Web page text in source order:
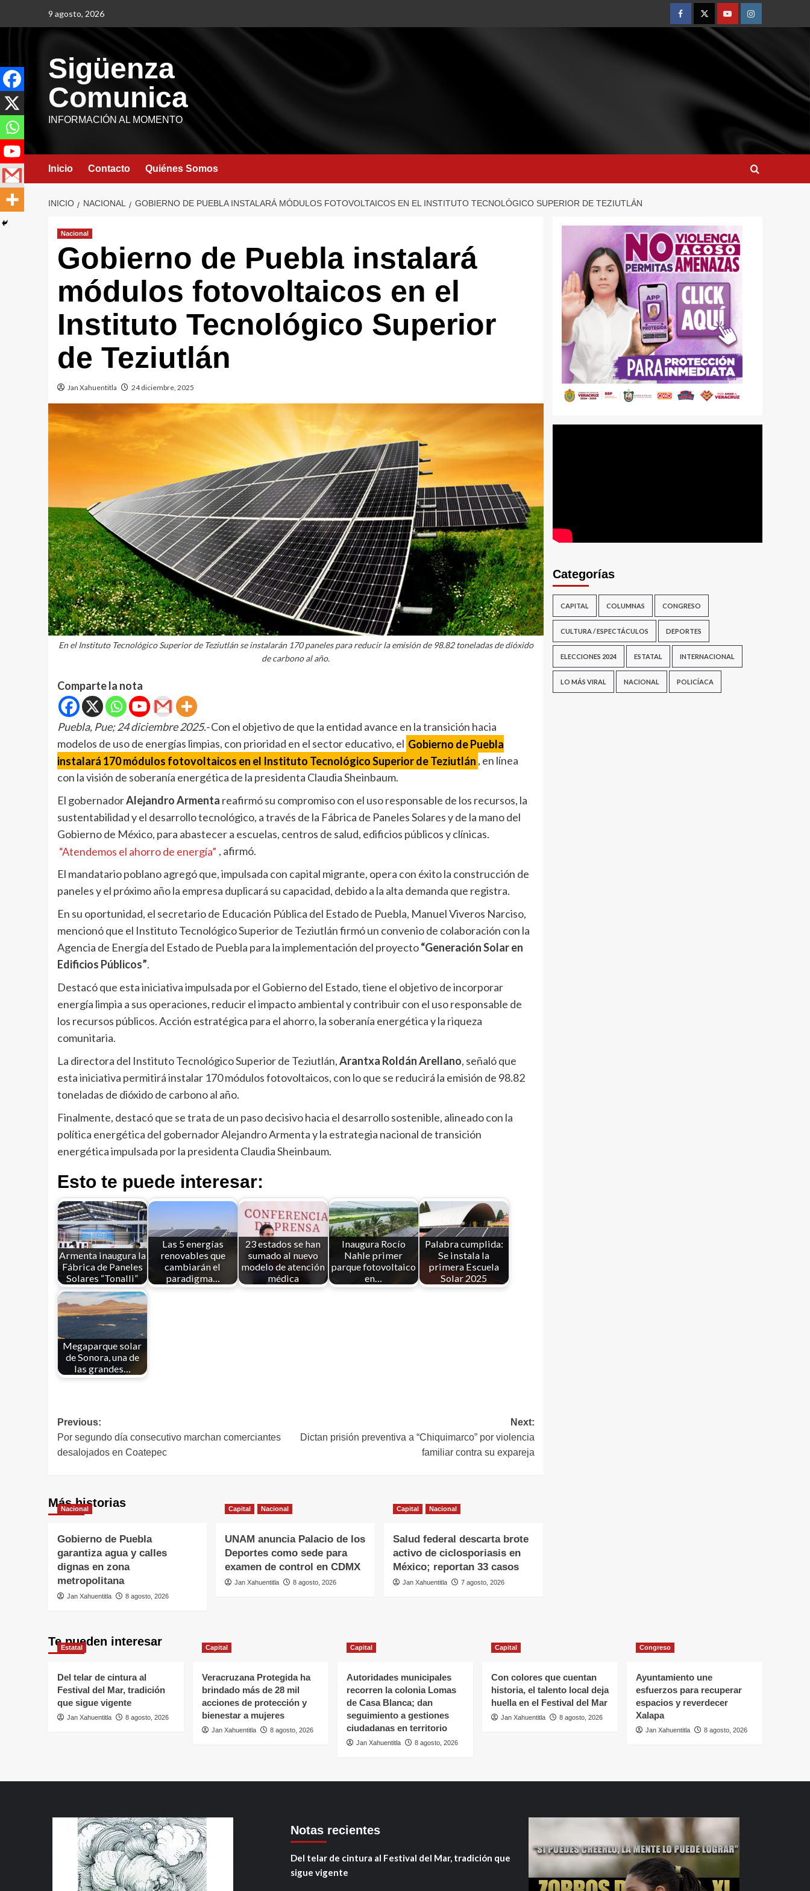
9 agosto, 2026
Sigüenza
Comunica
INFORMACIÓN AL MOMENTO
Inicio Contacto Quiénes Somos
INICIO NACIONAL GOBIERNO DE PUEBLA INSTALARÁ MÓDULOS FOTOVOLTAICOS EN EL INSTITUTO TECNOLÓGICO SUPERIOR DE TEZIUTLÁN
Nacional
Gobierno de Puebla instalará
módulos fotovoltaicos en el
Instituto Tecnológico Superior
de Teziutlán
Jan Xahuentitla 24 diciembre, 2025
En el Instituto Tecnológico Superior de Teziutlán se instalarán 170 paneles para reducir la emisión de 98.82 toneladas de dióxido
de carbono al año.
Comparte la nota
Puebla, Pue; 24 diciembre 2025.-Con el objetivo de que la entidad avance en la transición hacia
modelos de uso de energías limpias, con prioridad en el sector educativo, el Gobierno de Puebla
instalará 170 módulos fotovoltaicos en el Instituto Tecnológico Superior de Teziutlán , en línea
con la visión de soberanía energética de la presidenta Claudia Sheinbaum.
El gobernadorAlejandro Armenta reafirmó su compromiso con el uso responsable de los recursos, la
sustentabilidad y el desarrollo tecnológico, a través de la Fábrica de Paneles Solares y de la mano del
Gobierno de México, para abastecer a escuelas, centros de salud, edificios públicos y clínicas.
“Atendemos el ahorro de energía” , afirmó.
El mandatario poblano agregó que, impulsada con capital migrante, opera con éxito la construcción de
paneles y el próximo año la empresa duplicará su capacidad, debido a la alta demanda que registra.
En su oportunidad, el secretario de Educación Pública del Estado de Puebla, Manuel Viveros Narciso,
mencionó que el Instituto Tecnológico Superior de Teziutlán firmó un convenio de colaboración con la
Agencia de Energía del Estado de Puebla para la implementación del proyecto“Generación Solar en
Edificios Públicos”.
Destacó que esta iniciativa impulsada por el Gobierno del Estado, tiene el objetivo de incorporar
energía limpia a sus operaciones, reducir el impacto ambiental y contribuir con el uso responsable de
los recursos públicos. Acción estratégica para el ahorro, la soberanía energética y la riqueza
comunitaria.
La directora del Instituto Tecnológico Superior de Teziutlán,Arantxa Roldán Arellano, señaló que
esta iniciativa permitirá instalar 170 módulos fotovoltaicos, con lo que se reducirá la emisión de 98.82
toneladas de dióxido de carbono al año.
Finalmente, destacó que se trata de un paso decisivo hacia el desarrollo sostenible, alineado con la
política energética del gobernador Alejandro Armenta y la estrategia nacional de transición
energética impulsada por la presidenta Claudia Sheinbaum.
Esto te puede interesar:
Armenta inaugura la
Fábrica de Paneles
Solares “Tonalli”
Las 5 energías
renovables que
cambiarán el
paradigma…
23 estados se han
sumado al nuevo
modelo de atención
médica
Inaugura Rocío
Nahle primer
parque fotovoltaico
en…
Palabra cumplida:
Se instala la
primera Escuela
Solar 2025
Megaparque solar
de Sonora, una de
las grandes…
Previous:
Por segundo día consecutivo marchan comerciantes
desalojados en Coatepec
Next:
Dictan prisión preventiva a “Chiquimarco” por violencia
familiar contra su expareja
Más historias
Nacional
Gobierno de Puebla
garantiza agua y calles
dignas en zona
metropolitana
Jan Xahuentitla 8 agosto, 2026
Capital Nacional
UNAM anuncia Palacio de los
Deportes como sede para
examen de control en CDMX
Jan Xahuentitla 8 agosto, 2026
Capital Nacional
Salud federal descarta brote
activo de ciclosporiasis en
México; reportan 33 casos
Jan Xahuentitla 7 agosto, 2026
Categorías
CAPITAL COLUMNAS CONGRESO
CULTURA / ESPECTÁCULOS DEPORTES
ELECCIONES 2024 ESTATAL INTERNACIONAL
LO MÁS VIRAL NACIONAL POLICÍACA
Te pueden interesar
Estatal
Del telar de cintura al
Festival del Mar, tradición
que sigue vigente
Jan Xahuentitla 8 agosto, 2026
Capital
Veracruzana Protegida ha
brindado más de 28 mil
acciones de protección y
bienestar a mujeres
Jan Xahuentitla 8 agosto, 2026
Capital
Autoridades municipales
recorren la colonia Lomas
de Casa Blanca; dan
seguimiento a gestiones
ciudadanas en territorio
Jan Xahuentitla 8 agosto, 2026
Capital
Con colores que cuentan
historia, el talento local deja
huella en el Festival del Mar
Jan Xahuentitla 8 agosto, 2026
Congreso
Ayuntamiento une
esfuerzos para recuperar
espacios y reverdecer
Xalapa
Jan Xahuentitla 8 agosto, 2026
Notas recientes
Del telar de cintura al Festival del Mar, tradición que
sigue vigente